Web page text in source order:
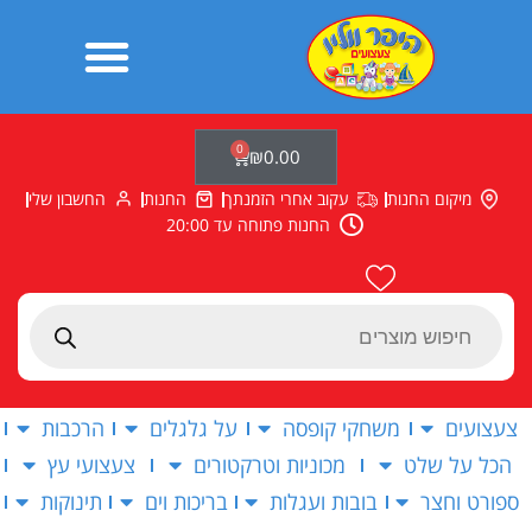
Products
₪0.00
0
עגלת
קניות
מיקום החנות עקוב אחרי הזמנתך החנות
החשבון שלי
החנות פתוחה עד 20:00
צעצועים משחקי קופסה על גלגלים
הרכבות
הכל על שלט
מכוניות וטרקטורים
צעצועי עץ
ספורט וחצר
בובות ועגלות בריכות וים
תינוקות